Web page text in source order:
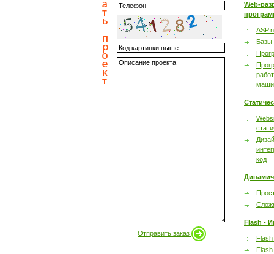
Отправить заказ
Web-
Базы
код
Flash -
Flash